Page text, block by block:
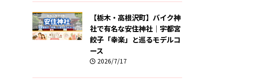
【栃木・高根沢町】バイク神
社で有名な安住神社｜宇都宮
餃子「幸楽」と巡るモデルコ
ース
2026/7/17